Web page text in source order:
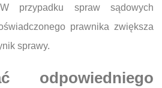
przypadku spraw sądowych
prawnika zwiększa
sprawy.
odpowiedniego